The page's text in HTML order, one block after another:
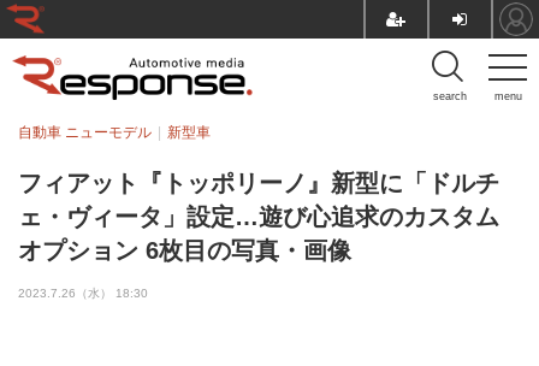
menu
search
フィアット『トッポリーノ』新型に「ドルチ
ェ・ヴィータ」設定…遊び心追求のカスタム
オプション 6枚目の写真・画像
自動車 ニューモデル 新型車
2023.7.26（水） 18:30